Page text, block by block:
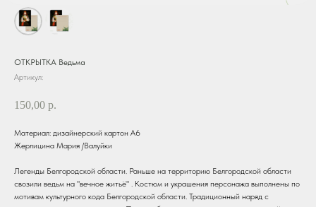
ОТКРЫТКА Ведьма
Артикул:
150,00 р.
Материал: дизайнерский картон А6
Жерлицина Мария /Валуйки
Легенды Белгородской области. Раньше на территорию Белгородской области
свозили ведьм на "вечное житьё" . Костюм и украшения персонажа выполнены по
мотивам культурного кода Белгородской области. Традиционный наряд с